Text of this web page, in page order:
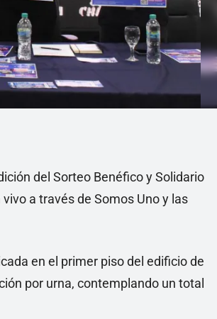
del Sorteo Benéfico y Solidario
a través de Somos Uno y las
en el primer piso del edificio de
por urna, contemplando un total